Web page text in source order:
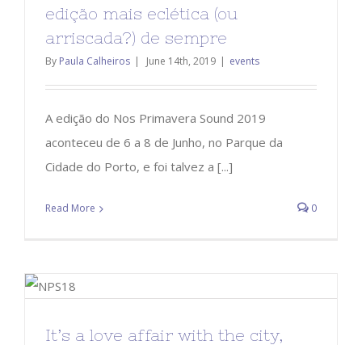
edição mais eclética (ou
arriscada?) de sempre
By Paula Calheiros | June 14th, 2019 | events
A edição do Nos Primavera Sound 2019
aconteceu de 6 a 8 de Junho, no Parque da
Cidade do Porto, e foi talvez a [...]
Read More 0
It’s a love affair with the city,